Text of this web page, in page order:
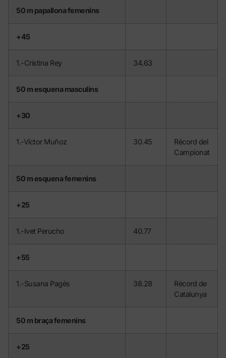
50 m papallona femenins
+45
1.-Cristina Rey 34.63
50 m esquena masculins
+30
1.-Víctor Muñoz 30.45
Rècord del
Campionat
50 m esquena femenins
+25
1.-Ivet Perucho 40.77
+55
1.-Susana Pagès 38.28
Rècord de
Catalunya
50 m braça femenins
+25